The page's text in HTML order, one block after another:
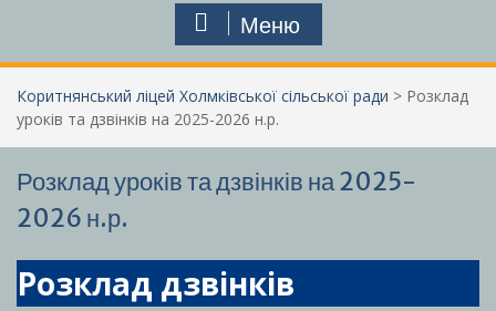
Меню
Коритнянський ліцей Холмківської сільської ради > Розклад
уроків та дзвінків на 2025-2026 н.р.
Розклад уроків та дзвінків на 2025-
2026 н.р.
Розклад дзвінків